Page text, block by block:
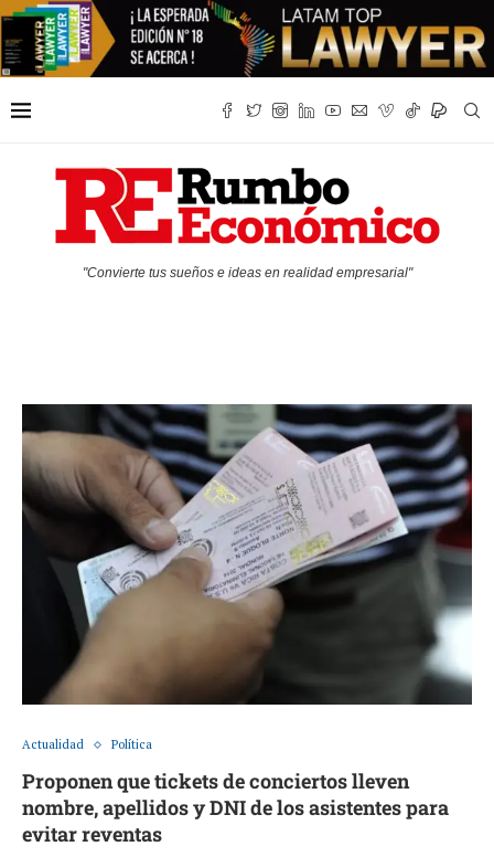
"Convierte tus sueños e ideas en realidad empresarial"
Actualidad Política
Proponen que tickets de conciertos lleven
nombre, apellidos y DNI de los asistentes para
evitar reventas